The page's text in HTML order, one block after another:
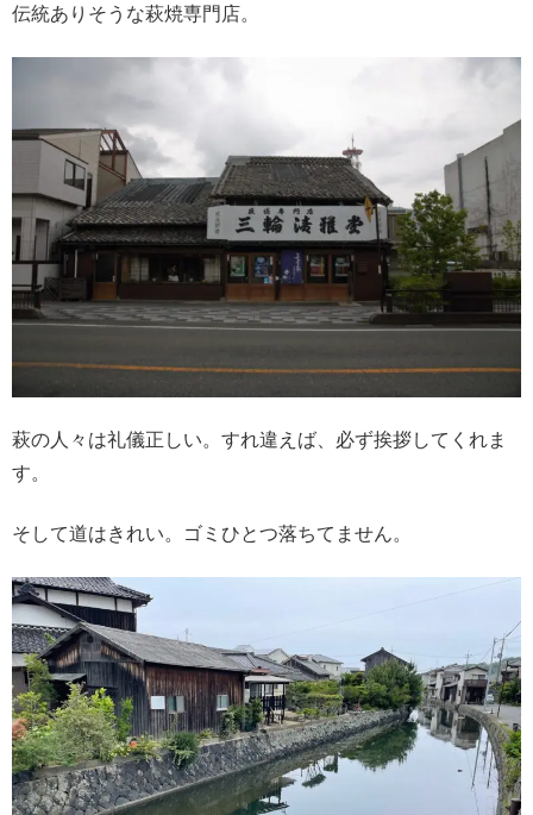
伝統ありそうな萩焼専門店。
萩の人々は礼儀正しい。すれ違えば、必ず挨拶してくれま
す。
そして道はきれい。ゴミひとつ落ちてません。